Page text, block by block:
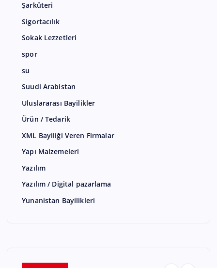
Şarküteri
Sigortacılık
Sokak Lezzetleri
spor
su
Suudi Arabistan
Uluslararası Bayilikler
Ürün / Tedarik
XML Bayiliği Veren Firmalar
Yapı Malzemeleri
Yazılım
Yazılım / Digital pazarlama
Yunanistan Bayilikleri